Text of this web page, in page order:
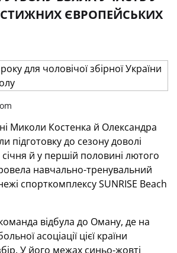
ЄВРОПЕЙСЬКИХ
Миколи Костенка й Олександра
підготовку до сезону доволі
й у першій половині лютого
навчально-тренувальний
спорткомплексу SUNRISE Beach
відбула до Оману, де на
асоціації цієї країни
У його межах синьо-жовті